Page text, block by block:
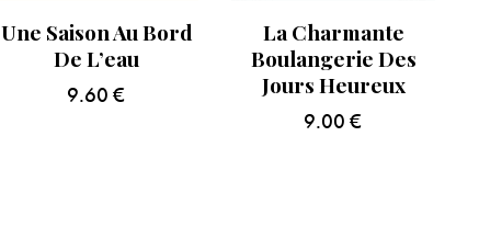
Une Saison Au Bord
De L’eau
9.60 €
La Charmante
Boulangerie Des
Jours Heureux
9.00 €